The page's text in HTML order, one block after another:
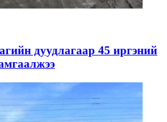
дуудлагаар 45 иргэний